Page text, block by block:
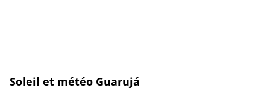
Soleil et météo Guarujá